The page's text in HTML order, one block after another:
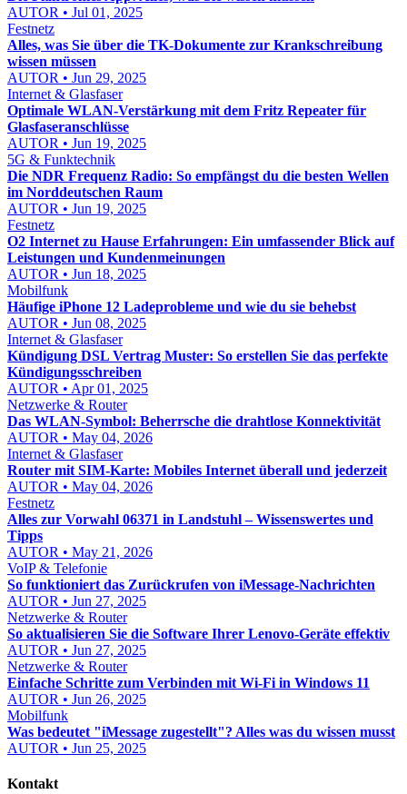
AUTOR • Jul 01, 2025
Festnetz
Alles, was Sie über die TK-Dokumente zur Krankschreibung
wissen müssen
AUTOR • Jun 29, 2025
Internet & Glasfaser
Optimale WLAN-Verstärkung mit dem Fritz Repeater für
Glasfaseranschlüsse
AUTOR • Jun 19, 2025
5G & Funktechnik
Die NDR Frequenz Radio: So empfängst du die besten Wellen
im Norddeutschen Raum
AUTOR • Jun 19, 2025
Festnetz
O2 Internet zu Hause Erfahrungen: Ein umfassender Blick auf
Leistungen und Kundenmeinungen
AUTOR • Jun 18, 2025
Mobilfunk
Häufige iPhone 12 Ladeprobleme und wie du sie behebst
AUTOR • Jun 08, 2025
Internet & Glasfaser
Kündigung DSL Vertrag Muster: So erstellen Sie das perfekte
Kündigungsschreiben
AUTOR • Apr 01, 2025
Netzwerke & Router
Das WLAN-Symbol: Beherrsche die drahtlose Konnektivität
AUTOR • May 04, 2026
Internet & Glasfaser
Router mit SIM-Karte: Mobiles Internet überall und jederzeit
AUTOR • May 04, 2026
Festnetz
Alles zur Vorwahl 06371 in Landstuhl – Wissenswertes und
Tipps
AUTOR • May 21, 2026
VoIP & Telefonie
So funktioniert das Zurückrufen von iMessage-Nachrichten
AUTOR • Jun 27, 2025
Netzwerke & Router
So aktualisieren Sie die Software Ihrer Lenovo-Geräte effektiv
AUTOR • Jun 27, 2025
Netzwerke & Router
Einfache Schritte zum Verbinden mit Wi-Fi in Windows 11
AUTOR • Jun 26, 2025
Mobilfunk
Was bedeutet "iMessage zugestellt"? Alles was du wissen musst
AUTOR • Jun 25, 2025
Kontakt